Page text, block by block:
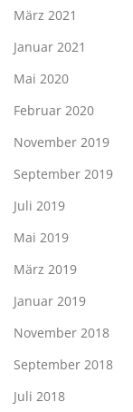
März 2021
Januar 2021
Mai 2020
Februar 2020
November 2019
September 2019
Juli 2019
Mai 2019
März 2019
Januar 2019
November 2018
September 2018
Juli 2018